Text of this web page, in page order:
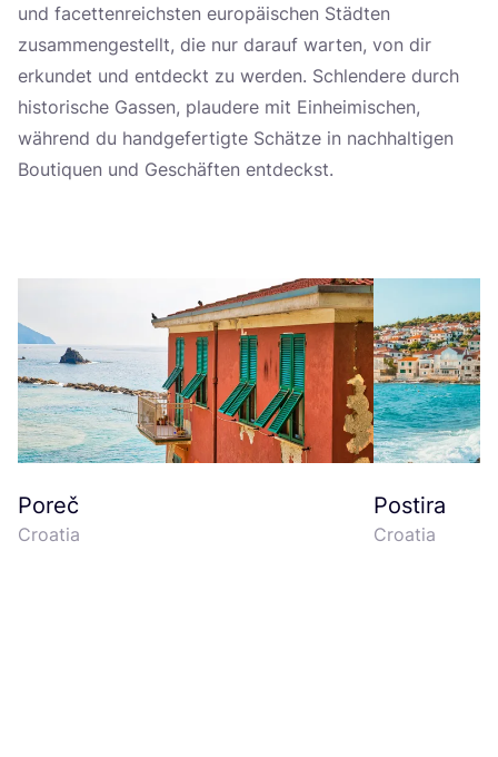
und facet­ten­reichs­ten euro­päi­schen Städ­ten
zusam­men­ge­stellt, die nur dar­auf war­ten, von dir
erkun­det und ent­deckt zu wer­den. Schlen­de­re durch
his­to­ri­sche Gas­sen, plau­de­re mit Ein­hei­mi­schen,
wäh­rend du hand­ge­fer­tig­te Schät­ze in nach­hal­ti­gen
Bou­ti­quen und Geschäf­ten ent­deckst.
Poreč
Croa­tia
Postira
Croa­tia